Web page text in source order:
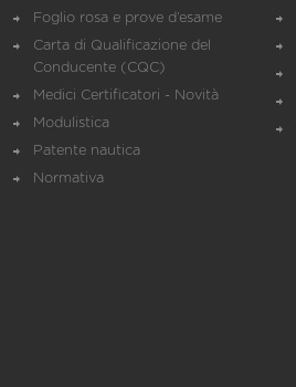
Foglio rosa e prove d’esame
Carta di Qualificazione del
Conducente (CQC)
Medici Certificatori - Novità
Modulistica
Patente nautica
Normativa